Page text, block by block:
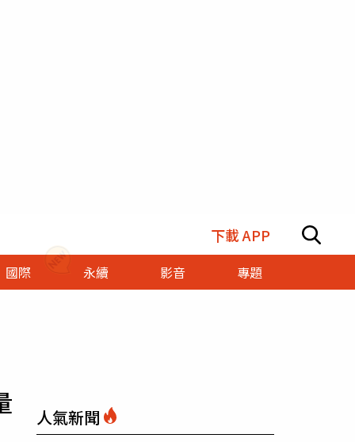
下載 APP
國際 永續 影音 專題
人氣新聞